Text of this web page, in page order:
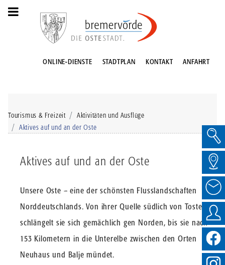
ONLINE-DIENSTE STADTPLAN KONTAKT ANFAHRT
Tourismus & Freizeit
Aktivitäten und Ausflüge
Aktives auf und an der Oste
Aktives auf und an der Oste
Unsere Oste – eine der schönsten Flusslandschaften
Norddeutschlands. Von ihrer Quelle südlich von Tostedt
schlängelt sie sich gemächlich gen Norden, bis sie nach
153 Kilometern in die Unterelbe zwischen den Orten
Neuhaus und Balje mündet.